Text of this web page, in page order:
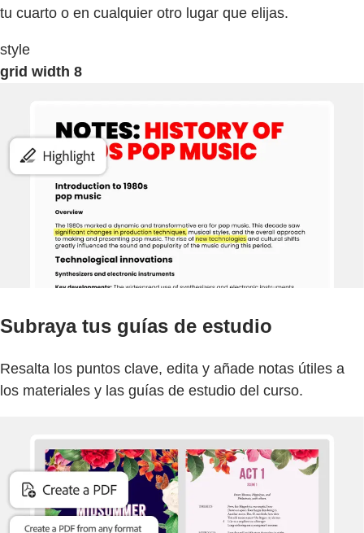
tu cuarto o en cualquier otro lugar que elijas.
style
grid width 8
Subraya tus guías de estudio
Resalta los puntos clave, edita y añade notas útiles a
los materiales y las guías de estudio del curso.